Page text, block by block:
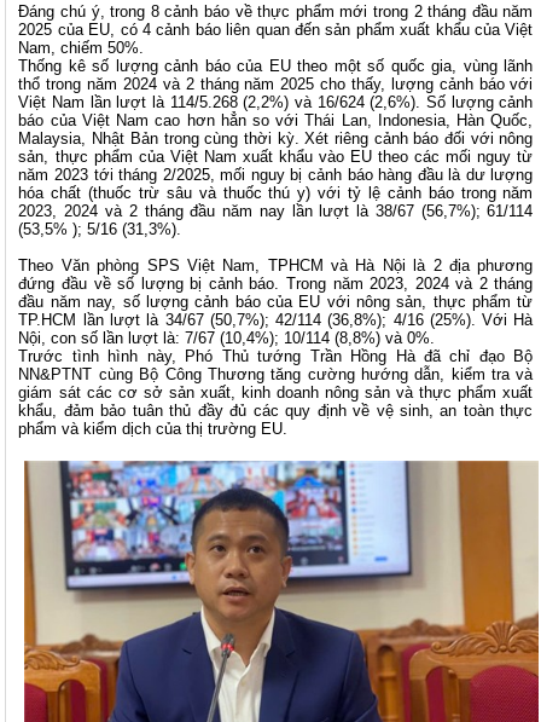
Đáng chú ý, trong 8 cảnh báo về thực phẩm mới trong 2 tháng đầu năm
2025 của EU, có 4 cảnh báo liên quan đến sản phẩm xuất khẩu của Việt
Nam, chiếm 50%.
Thống kê số lượng cảnh báo của EU theo một số quốc gia, vùng lãnh
thổ trong năm 2024 và 2 tháng năm 2025 cho thấy, lượng cảnh báo với
Việt Nam lần lượt là 114/5.268 (2,2%) và 16/624 (2,6%). Số lượng cảnh
báo của Việt Nam cao hơn hẳn so với Thái Lan, Indonesia, Hàn Quốc,
Malaysia, Nhật Bản trong cùng thời kỳ. Xét riêng cảnh báo đối với nông
sản, thực phẩm của Việt Nam xuất khẩu vào EU theo các mối nguy từ
năm 2023 tới tháng 2/2025, mối nguy bị cảnh báo hàng đầu là dư lượng
hóa chất (thuốc trừ sâu và thuốc thú y) với tỷ lệ cảnh báo trong năm
2023, 2024 và 2 tháng đầu năm nay lần lượt là 38/67 (56,7%); 61/114
(53,5% ); 5/16 (31,3%).
Theo Văn phòng SPS Việt Nam, TPHCM và Hà Nội là 2 địa phương
đứng đầu về số lượng bị cảnh báo. Trong năm 2023, 2024 và 2 tháng
đầu năm nay, số lượng cảnh báo của EU với nông sản, thực phẩm từ
TP.HCM lần lượt là 34/67 (50,7%); 42/114 (36,8%); 4/16 (25%). Với Hà
Nội, con số lần lượt là: 7/67 (10,4%); 10/114 (8,8%) và 0%.
Trước tình hình này, Phó Thủ tướng Trần Hồng Hà đã chỉ đạo Bộ
NN&PTNT cùng Bộ Công Thương tăng cường hướng dẫn, kiểm tra và
giám sát các cơ sở sản xuất, kinh doanh nông sản và thực phẩm xuất
khẩu, đảm bảo tuân thủ đầy đủ các quy định về vệ sinh, an toàn thực
phẩm và kiểm dịch của thị trường EU.